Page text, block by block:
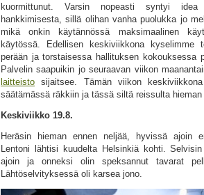
kuormittunut. Varsin nopeasti syntyi idea
hankkimisesta, sillä olihan vanha puolukka jo
mikä onkin käytännössä maksimaalinen
käytössä. Edellisen keskiviikkona kyselimme
perään ja torstaisessa hallituksen kokouksessa
Palvelin saapuikin jo seuraavan viikon
laitteisto sijaitsee. Tämän viikon
säätämässä räkkiin ja tässä siltä reissulta
Keskiviikko 19.8.
Heräsin hieman ennen neljää, hyvissä ajoin
Lentoni lähtisi kuudelta Helsinkiä kohti.
ajoin ja onneksi olin speksannut tavarat
Lähtöselvityksessä oli karsea jono.